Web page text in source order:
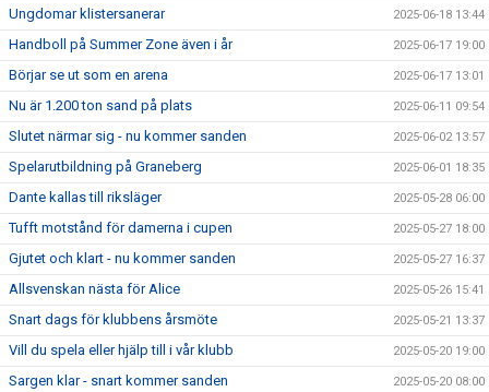
Ungdomar klistersanerar 2025-06-18 13:44
Handboll på Summer Zone även i år 2025-06-17 19:00
Börjar se ut som en arena 2025-06-17 13:01
Nu är 1.200 ton sand på plats 2025-06-11 09:54
Slutet närmar sig - nu kommer sanden 2025-06-02 13:57
Spelarutbildning på Graneberg 2025-06-01 18:35
Dante kallas till riksläger 2025-05-28 06:00
Tufft motstånd för damerna i cupen 2025-05-27 18:00
Gjutet och klart - nu kommer sanden 2025-05-27 16:37
Allsvenskan nästa för Alice 2025-05-26 15:41
Snart dags för klubbens årsmöte 2025-05-21 13:37
Vill du spela eller hjälp till i vår klubb 2025-05-20 19:00
Sargen klar - snart kommer sanden 2025-05-20 08:00